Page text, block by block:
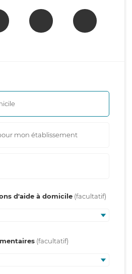
mon établissement
d'aide à domicile